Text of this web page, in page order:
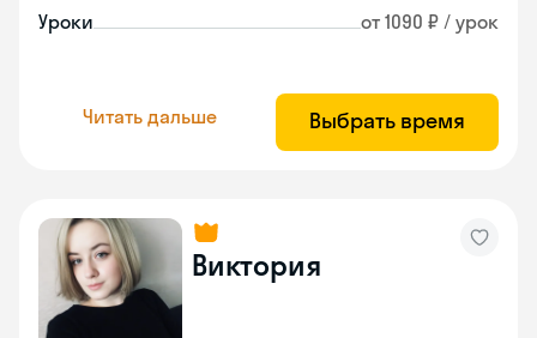
Уроки от 1090 ₽ / урок
Читать дальше Выбрать время
Виктория